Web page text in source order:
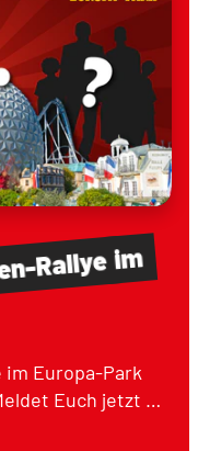
Rallyeim
im Europa-Park
Euch jetzt …